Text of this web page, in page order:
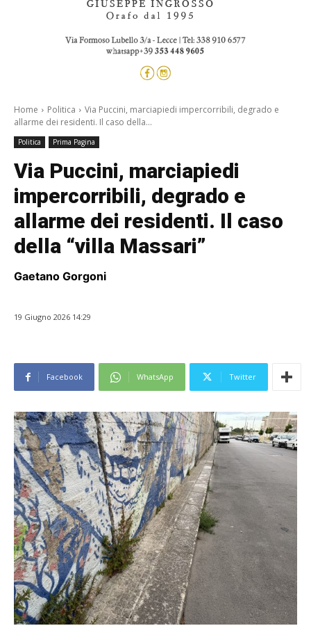
Home Politica
Via Puccini, marciapiedi impercorribili, degrado e
allarme dei residenti. Il caso della...
Politica Prima Pagina
Via Puccini, marciapiedi
impercorribili, degrado e
allarme dei residenti. Il caso
della “villa Massari”
Gaetano Gorgoni
19 Giugno 2026 14:29
Facebook WhatsApp Twitter